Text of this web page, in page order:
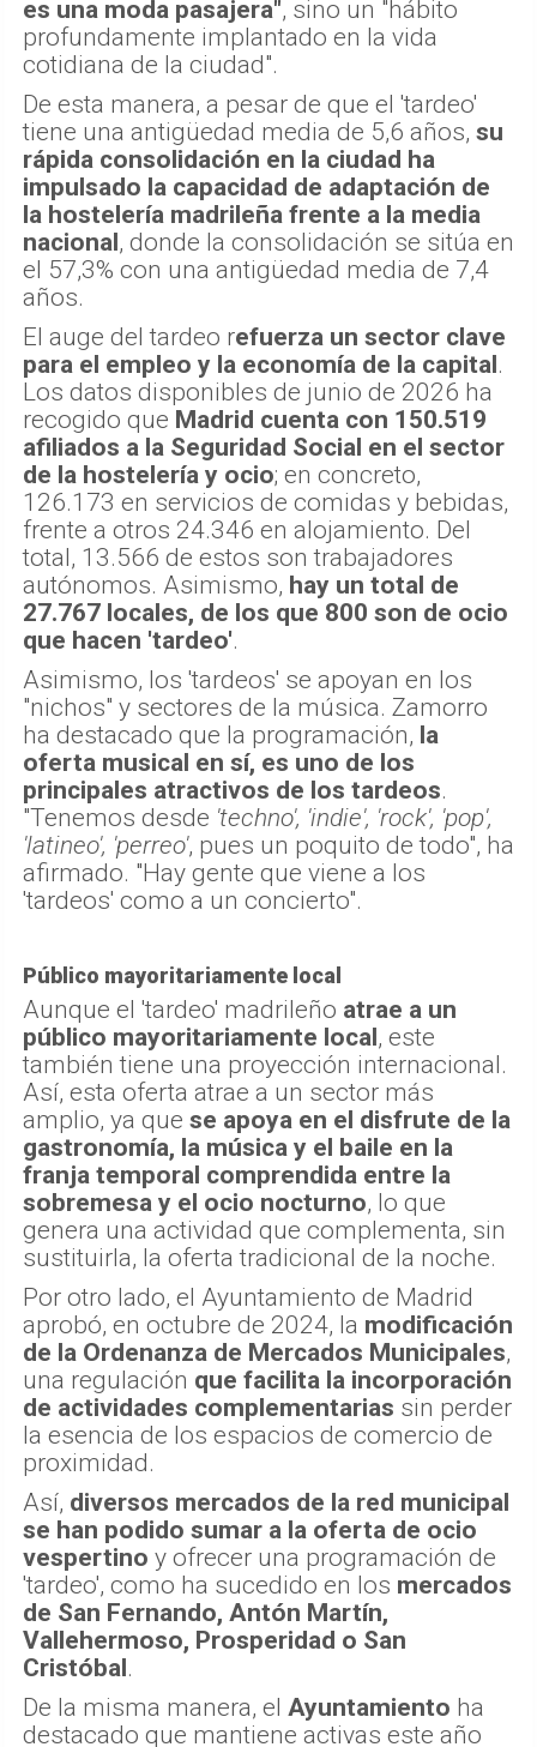
es una moda pasajera", sino un "hábito
profundamente implantado en la vida
cotidiana de la ciudad".
De esta manera, a pesar de que el 'tardeo'
tiene una antigüedad media de 5,6 años, su
rápida consolidación en la ciudad ha
impulsado la capacidad de adaptación de
la hostelería madrileña frente a la media
nacional, donde la consolidación se sitúa en
el 57,3% con una antigüedad media de 7,4
años.
El auge del tardeo refuerza un sector clave
para el empleo y la economía de la capital.
Los datos disponibles de junio de 2026 ha
recogido que Madrid cuenta con 150.519
afiliados a la Seguridad Social en el sector
de la hostelería y ocio; en concreto,
126.173 en servicios de comidas y bebidas,
frente a otros 24.346 en alojamiento. Del
total, 13.566 de estos son trabajadores
autónomos. Asimismo, hay un total de
27.767 locales, de los que 800 son de ocio
que hacen 'tardeo'.
Asimismo, los 'tardeos' se apoyan en los
"nichos" y sectores de la música. Zamorro
ha destacado que la programación, la
oferta musical en sí, es uno de los
principales atractivos de los tardeos.
"Tenemos desde 'techno', 'indie', 'rock', 'pop',
'latineo', 'perreo', pues un poquito de todo", ha
afirmado. "Hay gente que viene a los
'tardeos' como a un concierto".
Público mayoritariamente local
Aunque el 'tardeo' madrileño atrae a un
público mayoritariamente local, este
también tiene una proyección internacional.
Así, esta oferta atrae a un sector más
amplio, ya que se apoya en el disfrute de la
gastronomía, la música y el baile en la
franja temporal comprendida entre la
sobremesa y el ocio nocturno, lo que
genera una actividad que complementa, sin
sustituirla, la oferta tradicional de la noche.
Por otro lado, el Ayuntamiento de Madrid
aprobó, en octubre de 2024, la modificación
de la Ordenanza de Mercados Municipales,
una regulación que facilita la incorporación
de actividades complementarias sin perder
la esencia de los espacios de comercio de
proximidad.
Así, diversos mercados de la red municipal
se han podido sumar a la oferta de ocio
vespertino y ofrecer una programación de
'tardeo', como ha sucedido en los mercados
de San Fernando, Antón Martín,
Vallehermoso, Prosperidad o San
Cristóbal.
De la misma manera, el Ayuntamiento ha
destacado que mantiene activas este año